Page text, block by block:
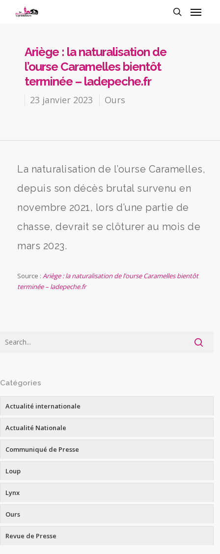
Ariège : la naturalisation de
l’ourse Caramelles bientôt
terminée – ladepeche.fr
23 janvier 2023 Ours
La naturalisation de l’ourse Caramelles,
depuis son décès brutal survenu en
novembre 2021, lors d’une partie de
chasse, devrait se clôturer au mois de
mars 2023.
Source :Ariège : la naturalisation de l’ourse Caramelles bientôt
terminée – ladepeche.fr
Catégories
Actualité internationale
Actualité Nationale
Communiqué de Presse
Loup
Lynx
Ours
Revue de Presse